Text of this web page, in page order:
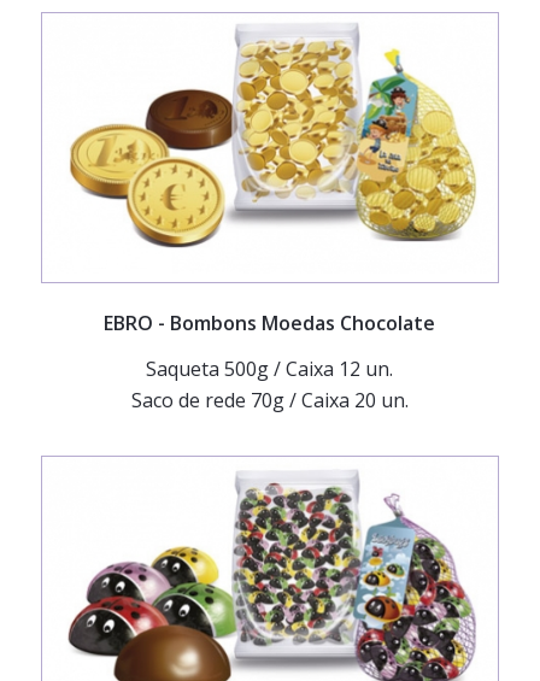
EBRO - Bombons Moedas Chocolate
Saqueta 500g / Caixa 12 un.
Saco de rede 70g / Caixa 20 un.